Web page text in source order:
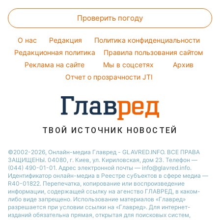
Максим Галкин
Настя Каменских
Виталий Козловский
Потап
София Ротару
Новости Днепра
Новости Тернополя
Новости Житомира
Новости Одессы
Новости Харькова
Женские стрижки
Окрашивание волос
Красивый маникюр
Простые блюда
Легкие десерты
Напитки
Праздничное меню
Тесты по картинке
Оптические иллюзии
Народные приметы
Все о шоу-бизнесе
Проверить погоду
O нас Редакция
Политика конфиденциальности
Редакционная политика
Правила пользования сайтом
Реклама на сайте
Мы в соцсетях
Архив
Отчет о прозрачности JTI
ТВОЙ ИСТОЧНИК НОВОСТЕЙ
©2002-2026, Онлайн-медиа Главред - GLAVRED.INFO. ВСЕ ПРАВА
ЗАЩИЩЕНЫ. 04080, г. Киев, ул. Кириловская, дом 23. Телефон —
(044) 490-01-01. Адрес электронной почты — info@glavred.info.
Идентификатор онлайн-медиа в Реестре cубъектов в сфере медиа —
R40-01822. Перепечатка, копирование или воспроизведение
информации, содержащей ссылку на агенство ГЛАВРЕД, в каком-
либо виде запрещено. Использование материалов «Главред»
разрешается при условии ссылки на «Главред». Для интернет-
изданий обязательна прямая, открытая для поисковых систем,